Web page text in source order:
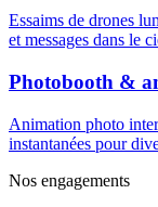
Essaims de drones
et messages dans le
Photobooth &
Animation photo
instantanées pour
Nos engagements